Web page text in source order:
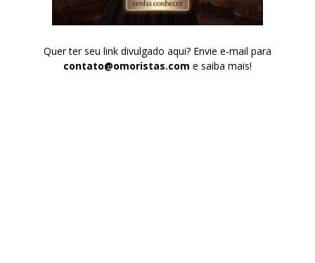
Quer ter seu link divulgado aqui? Envie e-mail para
contato@omoristas.com e saiba mais!